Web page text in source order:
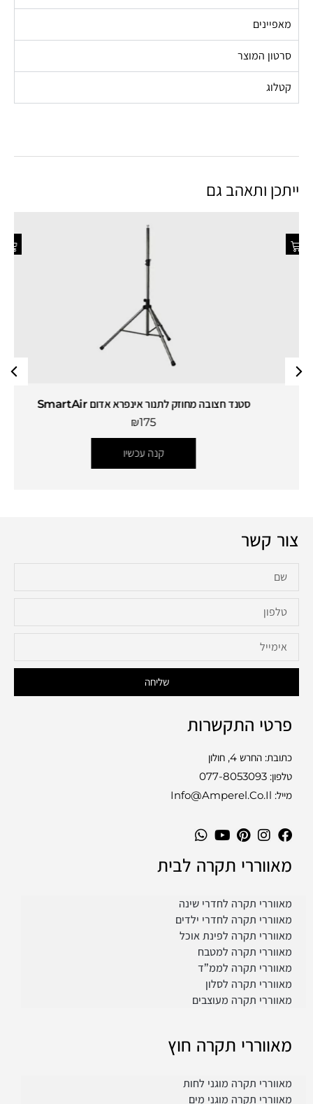
מאפיינים
סרטון המוצר
קטלוג
ייתכן ותאהב גם
סטנד חצובה מחוזק לתנור אינפרא אדום SmartAir
₪175
קנה עכשיו
צור קשר
שליחה
פרטי התקשרות
כתובת: החרש 4, חולון
טלפון: 077-8053093
מייל: Info@amperel.co.il
מאווררי תקרה לבית
מאווררי תקרה לחדרי שינה
מאווררי תקרה לחדרי ילדים
מאווררי תקרה לפינת אוכל
מאווררי תקרה למטבח
מאווררי תקרה לממ”ד
מאווררי תקרה לסלון
מאווררי תקרה מעוצבים
מאווררי תקרה חוץ
מאווררי תקרה מוגני לחות
מאווררי תקרה מוגני מים